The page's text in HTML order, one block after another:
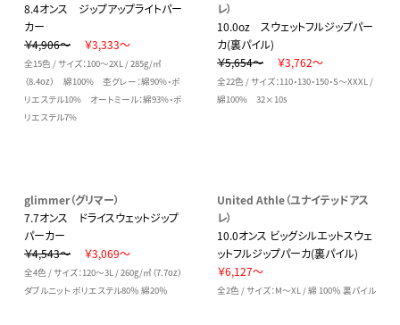
8.4オンス ジップアップライトパー
カー
￥4,906～
￥3,333～
全15色 / サイズ：100～2XL / 285g/㎡
（8.4oz） 綿100% 杢グレー：綿90%・ポ
リエステル10% オートミール：綿93%・ポ
リエステル7%
レ）
10.0oz スウェットフルジップパー
カ(裏パイル)
￥5,654～
￥3,762～
全22色 / サイズ：110・130・150・S～XXXL /
綿100% 32×10s
glimmer（グリマー）
7.7オンス ドライスウェットジップ
パーカー
￥4,543～
￥3,069～
全4色 / サイズ：120～3L / 260g/㎡（7.7oz）
ダブルニット ポリエステル80％ 綿20％
United Athle（ユナイテッドアス
レ）
10.0オンス ビッグシルエットスウェ
ットフルジップパーカ(裏パイル)
￥6,127～
全2色 / サイズ：M～XL / 綿 100％ 裏パイル